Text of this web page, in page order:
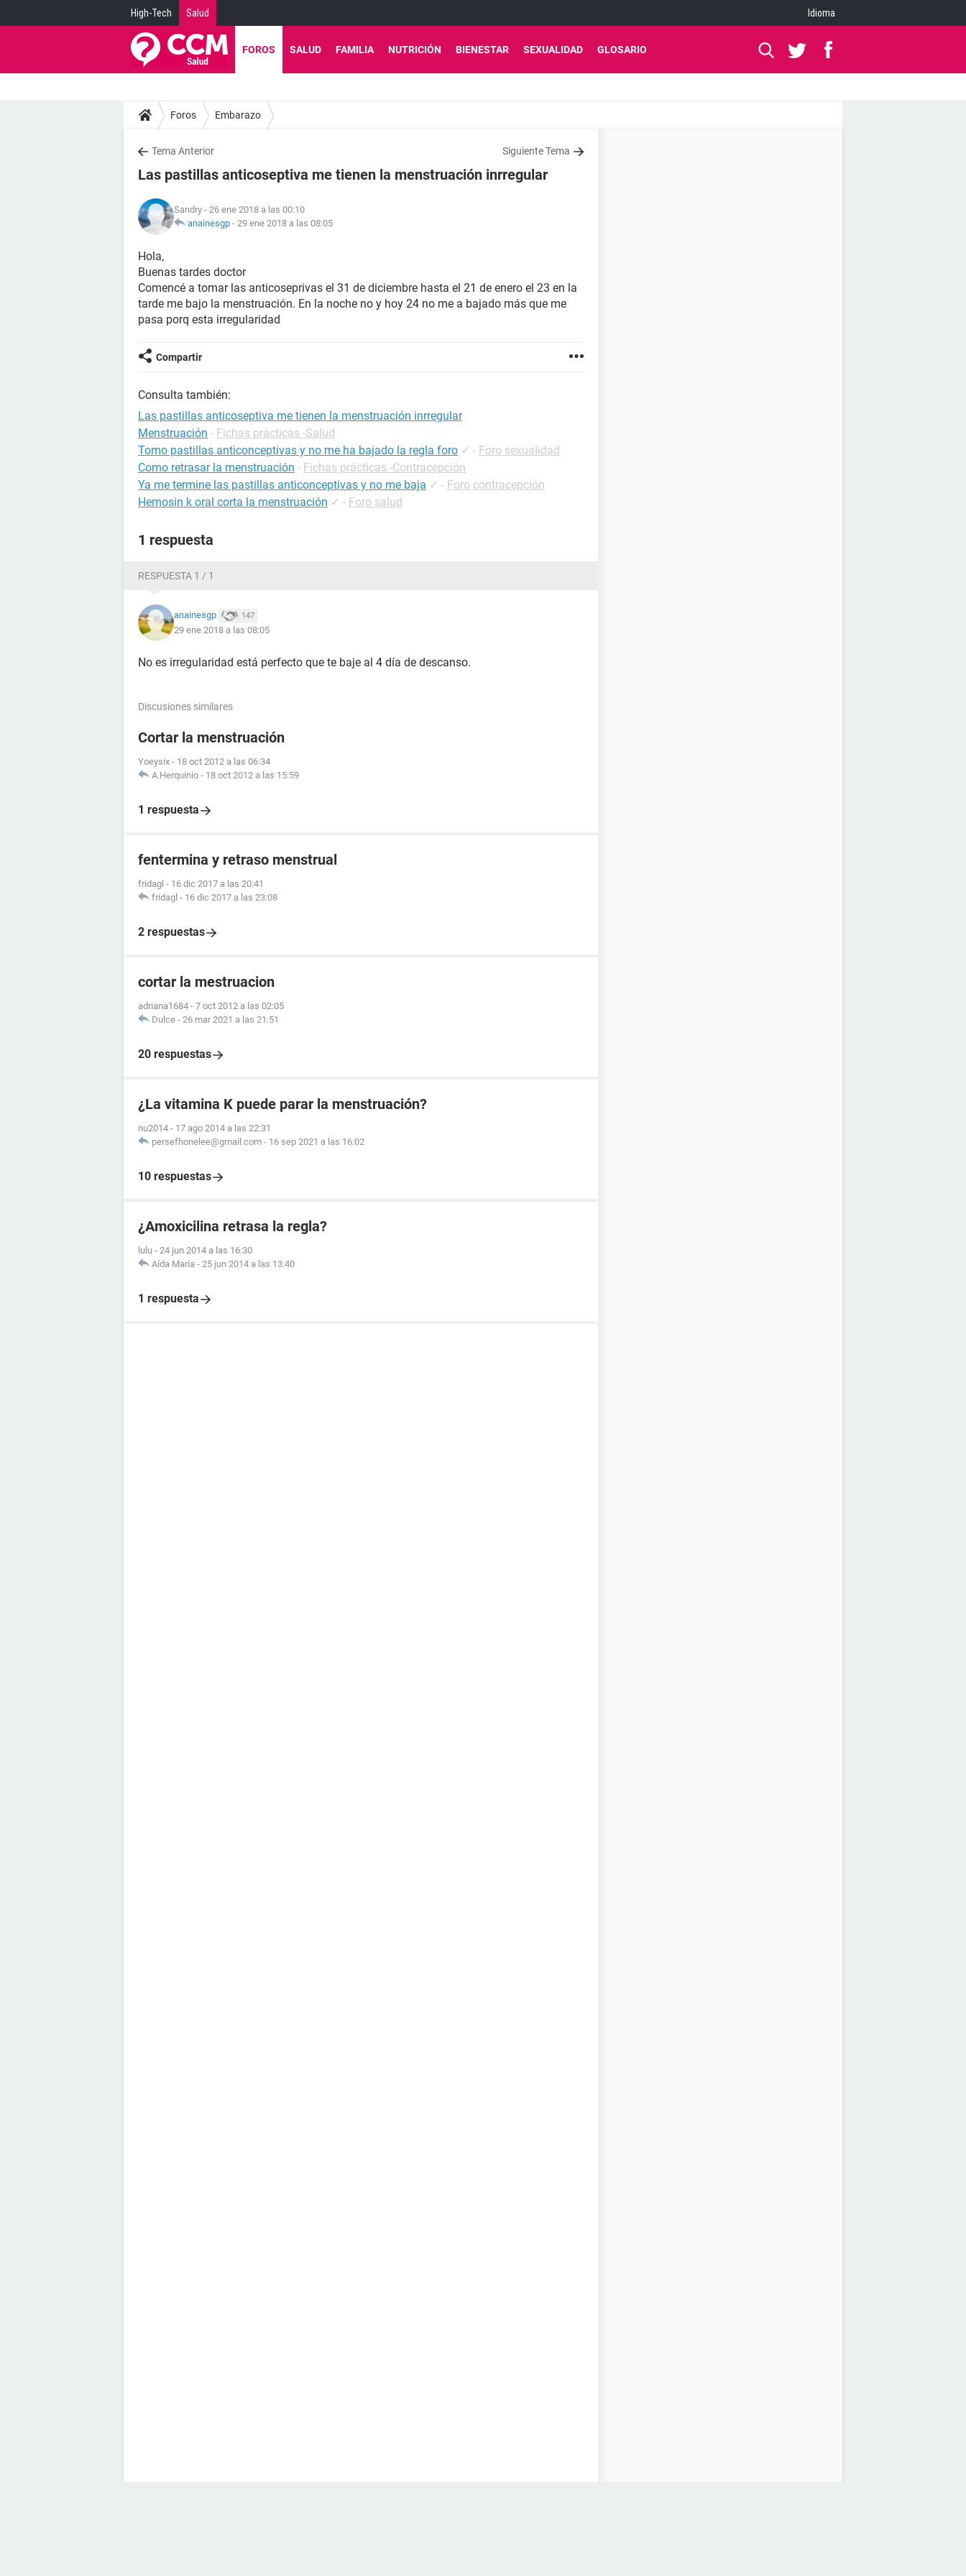
High-Tech Salud Idioma
FOROS SALUD FAMILIA NUTRICIÓN BIENESTAR SEXUALIDAD GLOSARIO
Foros Embarazo
Tema Anterior Siguiente Tema
Las pastillas anticoseptiva me tienen la menstruación inrregular
Sandry - 26 ene 2018 a las 00:10
anainesgp - 29 ene 2018 a las 08:05
Hola,
Buenas tardes doctor
Comencé a tomar las anticoseprivas el 31 de diciembre hasta el 21 de enero el 23 en la
tarde me bajo la menstruación. En la noche no y hoy 24 no me a bajado más que me
pasa porq esta irregularidad
Compartir
Consulta también:
Las pastillas anticoseptiva me tienen la menstruación inrregular
Menstruación - Fichas prácticas -Salud
Tomo pastillas anticonceptivas y no me ha bajado la regla foro ✓ - Foro sexualidad
Como retrasar la menstruación - Fichas prácticas -Contracepción
Ya me termine las pastillas anticonceptivas y no me baja ✓ - Foro contracepción
Hemosin k oral corta la menstruación ✓ - Foro salud
1 respuesta
RESPUESTA 1 / 1
anainesgp 147
29 ene 2018 a las 08:05
No es irregularidad está perfecto que te baje al 4 día de descanso.
Discusiones similares
Cortar la menstruación
Yoeysix - 18 oct 2012 a las 06:34
A.Herquinio - 18 oct 2012 a las 15:59
1 respuesta
fentermina y retraso menstrual
fridagl - 16 dic 2017 a las 20:41
fridagl - 16 dic 2017 a las 23:08
2 respuestas
cortar la mestruacion
adriana1684 - 7 oct 2012 a las 02:05
Dulce - 26 mar 2021 a las 21:51
20 respuestas
¿La vitamina K puede parar la menstruación?
nu2014 - 17 ago 2014 a las 22:31
persefhonelee@gmail.com - 16 sep 2021 a las 16:02
10 respuestas
¿Amoxicilina retrasa la regla?
lulu - 24 jun 2014 a las 16:30
Aída María - 25 jun 2014 a las 13:40
1 respuesta